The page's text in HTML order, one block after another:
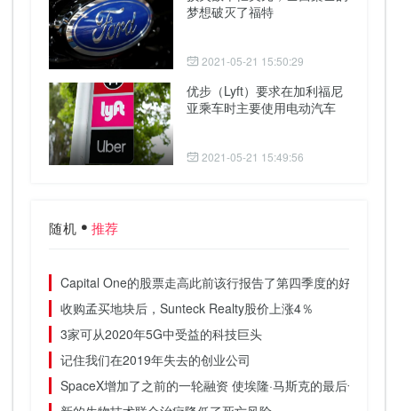
梦想破灭了福特
2021-05-21 15:50:29
优步（Lyft）要求在加利福尼
亚乘车时主要使用电动汽车
2021-05-21 15:49:56
随机 推荐
Capital One的股票走高此前该行报告了第四季度的好坏参半
收购孟买地块后，Sunteck Realty股价上涨4％
3家可从2020年5G中受益的科技巨头
记住我们在2019年失去的创业公司
SpaceX增加了之前的一轮融资 使埃隆·马斯克的最后一次融